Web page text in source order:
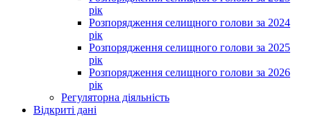
рік
Розпорядження селищного голови за 2024
рік
Розпорядження селищного голови за 2025
рік
Розпорядження селищного голови за 2026
рік
Регуляторна діяльність
Відкриті дані